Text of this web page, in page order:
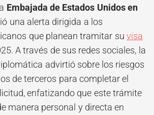
Embajada de Estados Unidos en
una alerta dirigida a los
que planean tramitar su visa
A través de sus redes sociales, la
advirtió sobre los riesgos
de terceros para completar el
enfatizando que este trámite
manera personal y directa en